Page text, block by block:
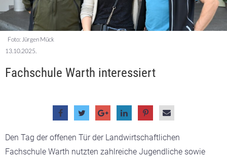
Foto: Jürgen Mück
13.10.2025.
Fachschule Warth interessiert
Den Tag der offenen Tür der Landwirtschaftlichen
Fachschule Warth nutzten zahlreiche Jugendliche sowie